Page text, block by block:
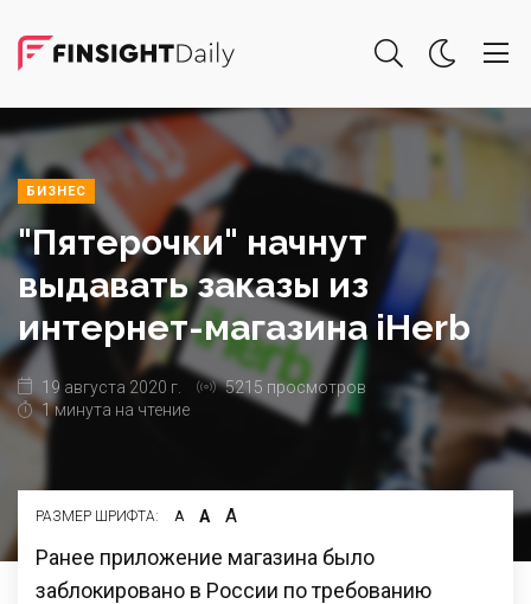
БИЗНЕС
"Пятерочки" начнут
выдавать заказы из
интернет-магазина iHerb
19 августа 2020 г.
5215 просмотров
1 минута на чтение
РАЗМЕР ШРИФТА: А А А
Ранее приложение магазина было
заблокировано в России по требованию